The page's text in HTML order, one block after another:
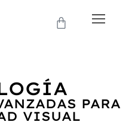
PARA
VISUAL